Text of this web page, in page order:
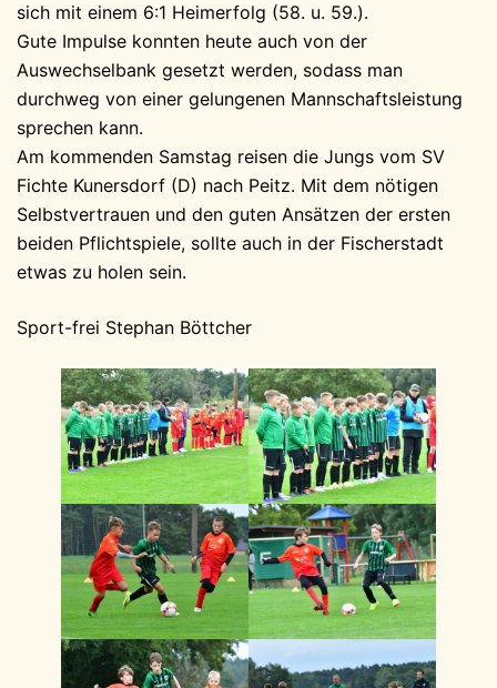
sich mit einem 6:1 Heimerfolg (58. u. 59.).
Gute Impulse konnten heute auch von der
Auswechselbank gesetzt werden, sodass man
durchweg von einer gelungenen Mannschaftsleistung
sprechen kann.
Am kommenden Samstag reisen die Jungs vom SV
Fichte Kunersdorf (D) nach Peitz. Mit dem nötigen
Selbstvertrauen und den guten Ansätzen der ersten
beiden Pflichtspiele, sollte auch in der Fischerstadt
etwas zu holen sein.
Sport-frei Stephan Böttcher